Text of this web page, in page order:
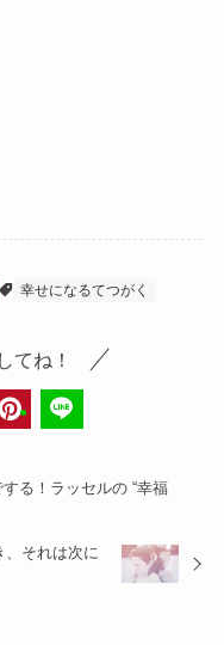
幸せになるてつがく
てね！
る！ラッセルの “幸福
、それは次に